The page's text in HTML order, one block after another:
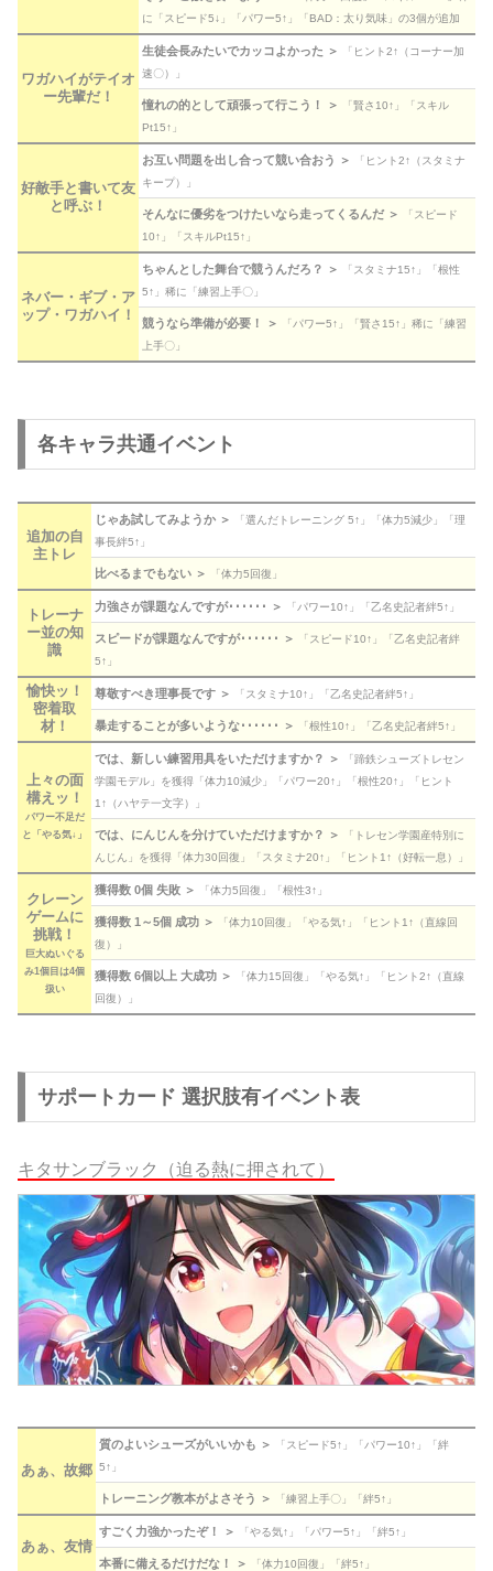
に「スピード5↓」「パワー5↑」「BAD：太り気味」の3個が追加
ワガハイがテイオ
ー先輩だ！
生徒会長みたいでカッコよかった ＞
「ヒント2↑（コーナー加
速〇）」
憧れの的として頑張って行こう！ ＞
「賢さ10↑」「スキル
Pt15↑」
好敵手と書いて友
と呼ぶ！
お互い問題を出し合って競い合おう ＞
「ヒント2↑（スタミナ
キープ）」
そんなに優劣をつけたいなら走ってくるんだ ＞
「スピード
10↑」「スキルPt15↑」
ネバー・ギブ・ア
ップ・ワガハイ！
ちゃんとした舞台で競うんだろ？ ＞
「スタミナ15↑」「根性
5↑」稀に「練習上手〇」
競うなら準備が必要！ ＞
「パワー5↑」「賢さ15↑」稀に「練習
上手〇」
各キャラ共通イベント
追加の自
主トレ
じゃあ試してみようか ＞
「選んだトレーニング 5↑」「体力5減少」「理
事長絆5↑」
比べるまでもない ＞ 「体力5回復」
トレーナ
ー並の知
識
力強さが課題なんですが･･････ ＞ 「パワー10↑」「乙名史記者絆5↑」
スピードが課題なんですが･･････ ＞
「スピード10↑」「乙名史記者絆
5↑」
愉快ッ！
密着取
材！
尊敬すべき理事長です ＞ 「スタミナ10↑」「乙名史記者絆5↑」
暴走することが多いような･･････ ＞ 「根性10↑」「乙名史記者絆5↑」
上々の面
構えッ！
パワー不足だ
と「やる気↓」
では、新しい練習用具をいただけますか？ ＞
「蹄鉄シューズトレセン
学園モデル」を獲得「体力10減少」「パワー20↑」「根性20↑」「ヒント
1↑（ハヤテ一文字）」
では、にんじんを分けていただけますか？ ＞
「トレセン学園産特別に
んじん」を獲得「体力30回復」「スタミナ20↑」「ヒント1↑（好転一息）」
クレーン
ゲームに
挑戦！
巨大ぬいぐる
み1個目は4個
扱い
獲得数 0個 失敗 ＞ 「体力5回復」「根性3↑」
獲得数 1～5個 成功 ＞
「体力10回復」「やる気↑」「ヒント1↑（直線回
復）」
獲得数 6個以上 大成功 ＞
「体力15回復」「やる気↑」「ヒント2↑（直線
回復）」
サポートカード 選択肢有イベント表
キタサンブラック（迫る熱に押されて）
あぁ、故郷
質のよいシューズがいいかも ＞
「スピード5↑」「パワー10↑」「絆
5↑」
トレーニング教本がよさそう ＞ 「練習上手〇」「絆5↑」
あぁ、友情
すごく力強かったぞ！ ＞ 「やる気↑」「パワー5↑」「絆5↑」
本番に備えるだけだな！ ＞ 「体力10回復」「絆5↑」